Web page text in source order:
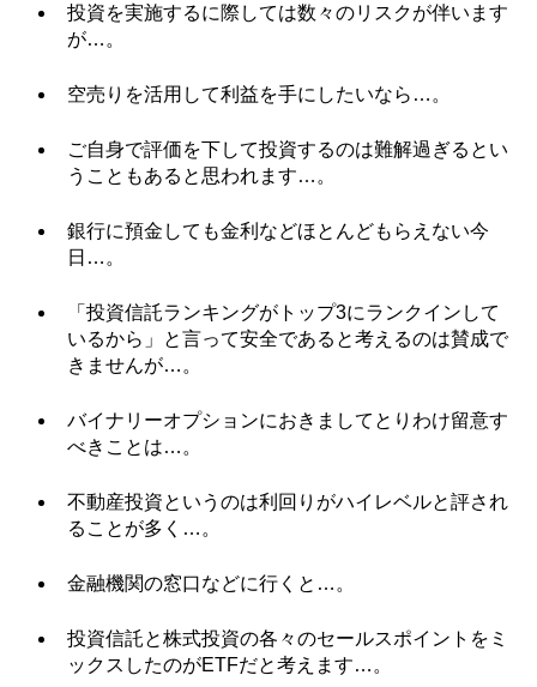
投資を実施するに際しては数々のリスクが伴います
が…。
空売りを活用して利益を手にしたいなら…。
ご自身で評価を下して投資するのは難解過ぎるとい
うこともあると思われます…。
銀行に預金しても金利などほとんどもらえない今
日…。
「投資信託ランキングがトップ3にランクインして
いるから」と言って安全であると考えるのは賛成で
きませんが…。
バイナリーオプションにおきましてとりわけ留意す
べきことは…。
不動産投資というのは利回りがハイレベルと評され
ることが多く…。
金融機関の窓口などに行くと…。
投資信託と株式投資の各々のセールスポイントをミ
ックスしたのがETFだと考えます…。